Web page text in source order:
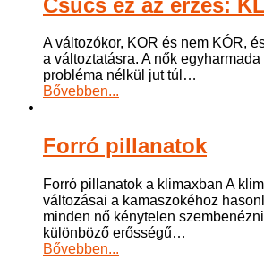
A változókor, KOR és nem KÓR,
a változtatásra. A nők
probléma nélkül jut túl …
Bővebben...
Forró pillanatok
Forró pillanatok a klimaxban A
változásai a kamaszokéhoz
minden nő kénytelen
különböző erősségű…
Bővebben...